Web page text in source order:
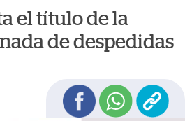
el título de la
de despedidas